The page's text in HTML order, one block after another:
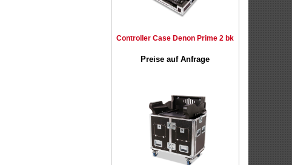
Controller Case Denon Prime 2 bk
Preise auf Anfrage